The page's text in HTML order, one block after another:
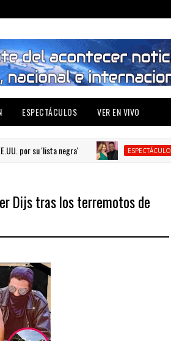
ESPECTÁCULOS VER EN VIVO
por su 'lista negra' ESPECTÁCULOS
Dijs tras los terremotos de